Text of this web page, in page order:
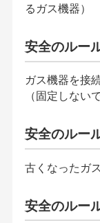
るガス機器）
安全のルー
ガス機器を接
（固定しない
安全のルー
古くなったガ
安全のルー